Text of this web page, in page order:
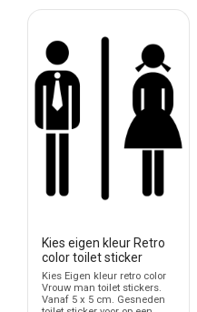
Kies eigen kleur Retro
color toilet sticker
Kies Eigen kleur retro color
Vrouw man toilet stickers.
Vanaf 5 x 5 cm. Gesneden